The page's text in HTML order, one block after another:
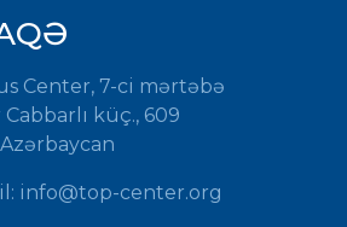
Center, 7-ci mərtəbə
Cabbarlı küç., 609
Azərbaycan
info@top-center.org